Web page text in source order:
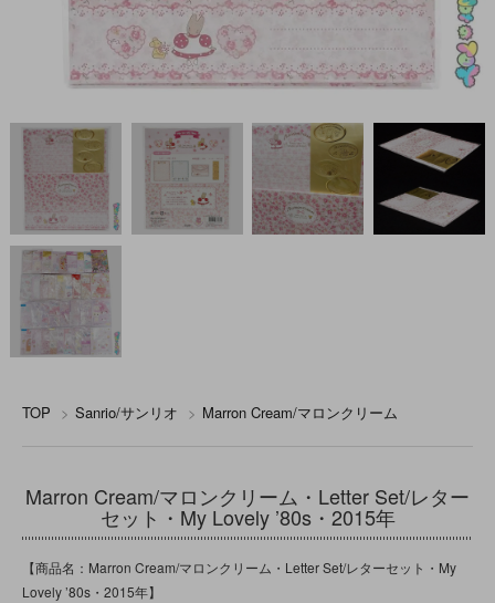
TOP > Sanrio/サンリオ > Marron Cream/マロンクリーム
Marron Cream/マロンクリーム・Letter Set/レター
セット・My Lovely ’80s・2015年
【商品名：Marron Cream/マロンクリーム・Letter Set/レターセット・My
Lovely ’80s・2015年】